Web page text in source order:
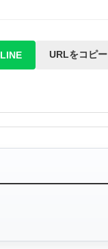
LINE URLをコピー